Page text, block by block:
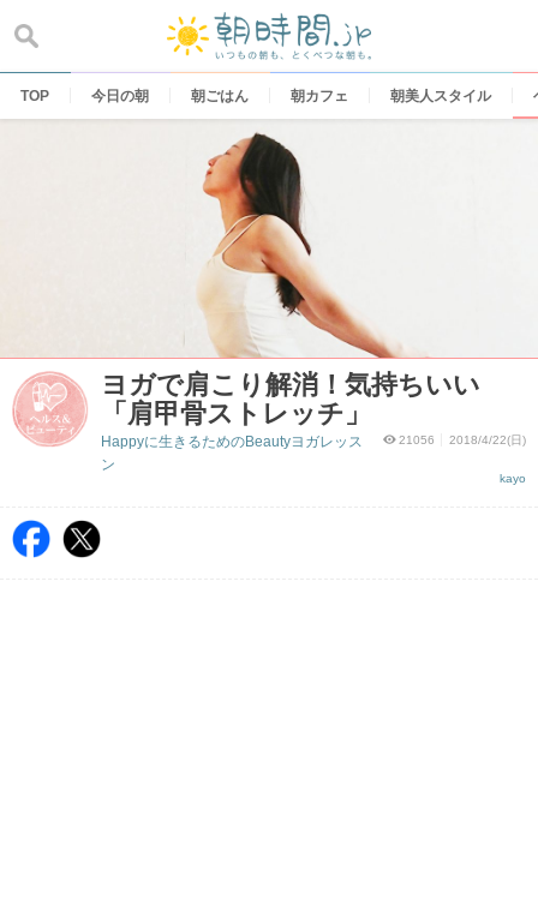
content
TOP 今日の朝 朝ごはん 朝カフェ 朝美人スタイル
ヨガで肩こり解消！気持ちいい
「肩甲骨ストレッチ」
21056 2018/4/22(日)
kayo
Happyに生きるためのBeautyヨガレッス
ン